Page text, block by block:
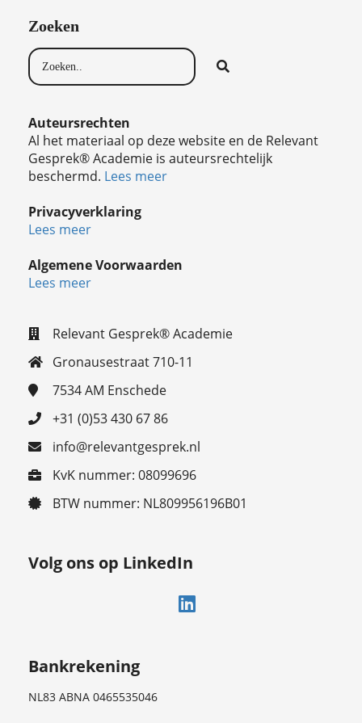
Zoeken
Auteursrechten
Al het materiaal op deze website en de Relevant
Gesprek® Academie is auteursrechtelijk
beschermd. Lees meer
Privacyverklaring
Lees meer
Algemene Voorwaarden
Lees meer
Relevant Gesprek® Academie
Gronausestraat 710-11
7534 AM Enschede
+31 (0)53 430 67 86
info@relevantgesprek.nl
KvK nummer: 08099696
BTW nummer: NL809956196B01
Volg ons op LinkedIn
Bankrekening
NL83 ABNA 0465535046